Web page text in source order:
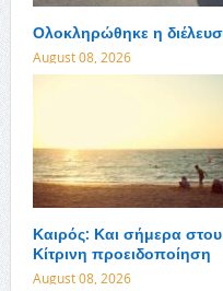
Ολοκληρώθηκε η
August 08, 2026
Καιρός: Και σήμερα
Κίτρινη προειδοποίηση
August 08, 2026